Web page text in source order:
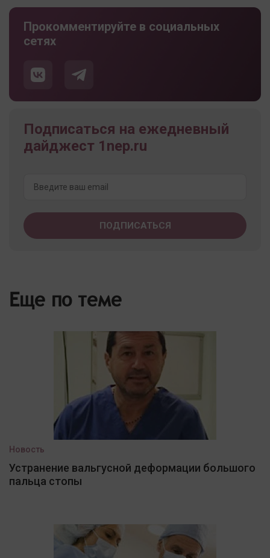
Прокомментируйте в социальных
сетях
Подписаться на ежедневный
дайджест 1nep.ru
Еще по теме
Новость
Устранение вальгусной деформации большого
пальца стопы